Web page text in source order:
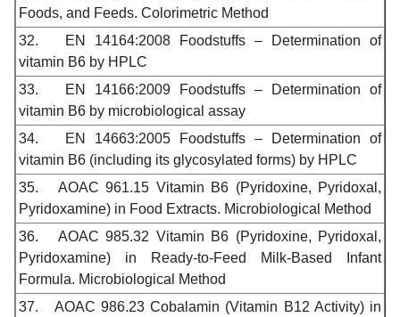
Foods, and Feeds. Colorimetric Method
32.
EN 14164:2008 Foodstuffs – Determination of
vitamin B6 by HPLC
33.
EN 14166:2009 Foodstuffs – Determination of
vitamin B6 by microbiological assay
34.
EN 14663:2005 Foodstuffs – Determination of
vitamin B6 (including its glycosylated forms) by HPLC
35.
AOAC 961.15 Vitamin B6 (Pyridoxine, Pyridoxal,
Pyridoxamine) in Food Extracts. Microbiological Method
36.
AOAC 985.32 Vitamin B6 (Pyridoxine, Pyridoxal,
Pyridoxamine) in Ready-to-Feed Milk-Based Infant
Formula. Microbiological Method
37.
AOAC 986.23 Cobalamin (Vitamin B12 Activity) in